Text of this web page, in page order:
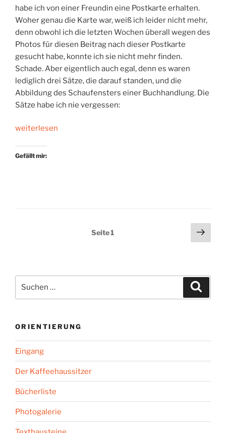
habe ich von einer Freundin eine Postkarte erhalten.
Woher genau die Karte war, weiß ich leider nicht mehr,
denn obwohl ich die letzten Wochen überall wegen des
Photos für diesen Beitrag nach dieser Postkarte
gesucht habe, konnte ich sie nicht mehr finden.
Schade. Aber eigentlich auch egal, denn es waren
lediglich drei Sätze, die darauf standen, und die
Abbildung des Schaufensters einer Buchhandlung. Die
Sätze habe ich nie vergessen:
„Viva
librería“
weiterlesen
Gefällt mir:
Seitennummerierung
Seite1
nach:
ORIENTIERUNG
Eingang
Der Kaffeehaussitzer
Bücherliste
Photogalerie